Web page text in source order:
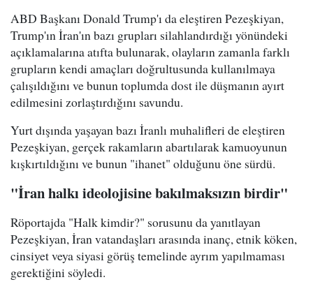
ABD Başkanı Donald Trump'ı da eleştiren Pezeşkiyan,
Trump'ın İran'ın bazı grupları silahlandırdığı yönündeki
açıklamalarına atıfta bulunarak, olayların zamanla farklı
grupların kendi amaçları doğrultusunda kullanılmaya
çalışıldığını ve bunun toplumda dost ile düşmanın ayırt
edilmesini zorlaştırdığını savundu.
Yurt dışında yaşayan bazı İranlı muhalifleri de eleştiren
Pezeşkiyan, gerçek rakamların abartılarak kamuoyunun
kışkırtıldığını ve bunun "ihanet" olduğunu öne sürdü.
"İran halkı ideolojisine bakılmaksızın birdir"
Röportajda "Halk kimdir?" sorusunu da yanıtlayan
Pezeşkiyan, İran vatandaşları arasında inanç, etnik köken,
cinsiyet veya siyasi görüş temelinde ayrım yapılmaması
gerektiğini söyledi.